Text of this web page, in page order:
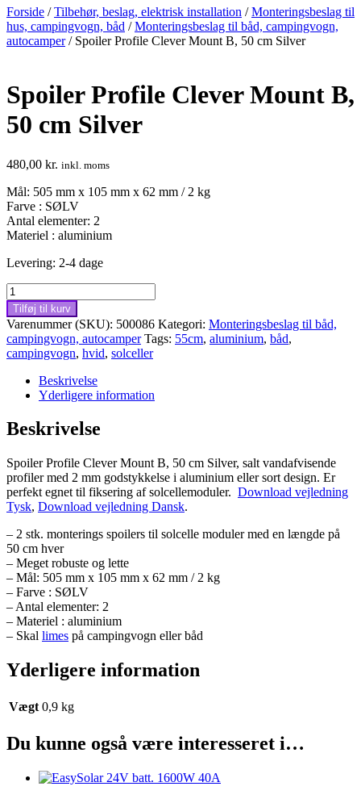
Forside /Tilbehør, beslag, elektrisk installation /Monteringsbeslag til
hus, campingvogn, båd /Monteringsbeslag til båd, campingvogn,
autocamper/ Spoiler Profile Clever Mount B, 50 cm Silver
Spoiler Profile Clever Mount B,
50 cm Silver
480,00 kr. inkl. moms
Mål: 505 mm x 105 mm x 62 mm / 2 kg
Farve : SØLV
Antal elementer: 2
Materiel : aluminium
Levering: 2-4 dage
Spoiler
Profile
Clever
Mount
B,
50
Silver
Tilføj til kurv
Varenummer (SKU): 500086 Kategori: Monteringsbeslag til båd,
campingvogn, autocamper Tags: 55cm, aluminium, båd,
campingvogn, hvid, solceller
Beskrivelse
Yderligere information
Beskrivelse
Spoiler Profile Clever Mount B, 50 cm Silver, salt vandafvisende
profiler med 2 mm godstykkelse i aluminium eller sort design. Er
perfekt egnet til fiksering af solcellemoduler. Download vejledning
Tysk, Download vejledning Dansk.
– 2 stk. monterings spoilers til solcelle moduler med en længde på
50 cm hver
– Meget robuste og lette
– Mål: 505 mm x 105 mm x 62 mm / 2 kg
– Farve : SØLV
– Antal elementer: 2
– Materiel : aluminium
– Skal limes på campingvogn eller båd
Yderligere information
Vægt 0,9 kg
Du kunne også være interesseret i…